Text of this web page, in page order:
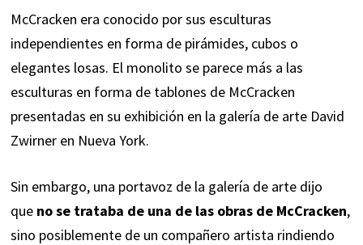
McCracken era conocido por sus esculturas
independientes en forma de pirámides, cubos o
elegantes losas. El monolito se parece más a las
esculturas en forma de tablones de McCracken
presentadas en su exhibición en la galería de arte David
Zwirner en Nueva York.
Sin embargo, una portavoz de la galería de arte dijo
que no se trataba de una de las obras de McCracken,
sino posiblemente de un compañero artista rindiendo